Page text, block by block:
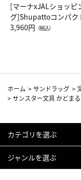
[マーナxJALショッピ
グ]Shupattoコンパク
Drop JAL客室乗務員（
3,960円 （税込）
ホーム >サンドラッグ >
>サンスター文具 かどま
カテゴリを選ぶ
ジャンルを選ぶ